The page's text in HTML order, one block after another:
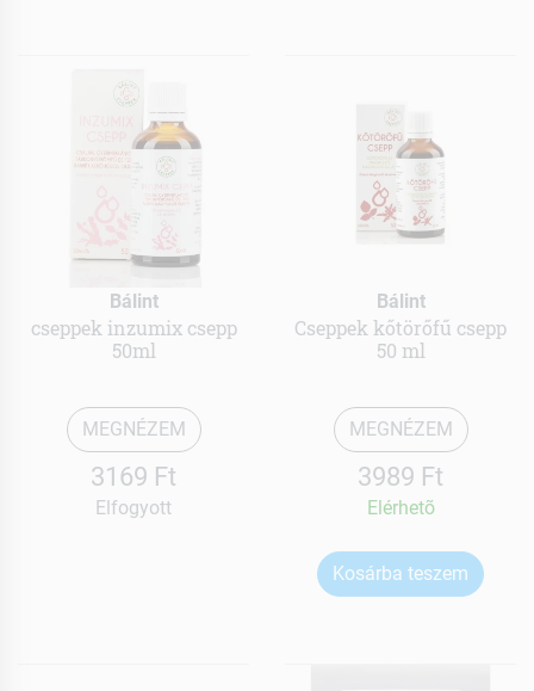
Bálint
cseppek inzumix csepp
50ml
MEGNÉZEM
3169 Ft
Elfogyott
Bálint
Cseppek kőtörőfű csepp
50 ml
MEGNÉZEM
3989 Ft
Elérhetõ
Kosárba teszem